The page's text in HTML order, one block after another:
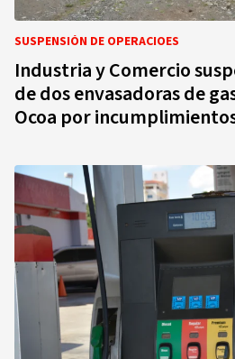
SUSPENSIÓN DE OPERACIOES
Industria y Comercio
de dos envasadoras de
Ocoa por